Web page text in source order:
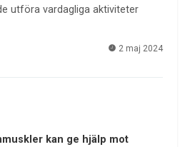
utföra vardagliga aktiviteter
2 maj 2024
kan ge hjälp mot